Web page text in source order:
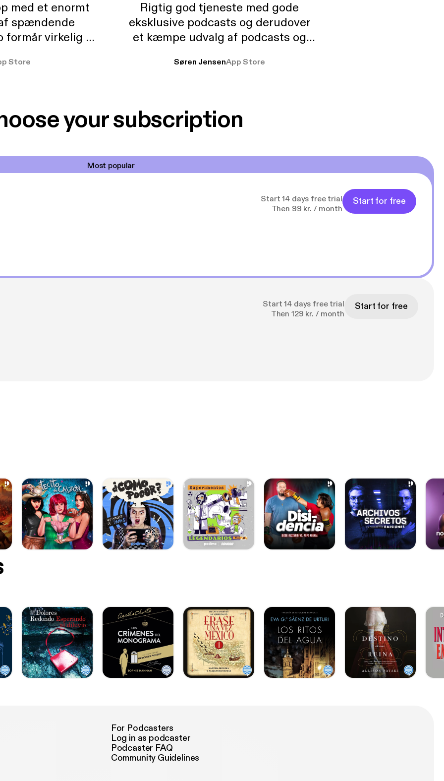
med et enormt
spændende
formår virkelig at
At der så også
Store
Rigtig god tjeneste med gode
eksklusive podcasts og derudover
et kæmpe udvalg af podcasts og
ikke andet så udelukkende pga
Søren JensenApp Store
your subscription
Most popular
Start 14 days free trial
Then 99 kr. / month
Start for free
Start 14 days free trial
Then 129 kr. / month
Start for free
For Podcasters
Log in as podcaster
Podcaster FAQ
Community Guidelines